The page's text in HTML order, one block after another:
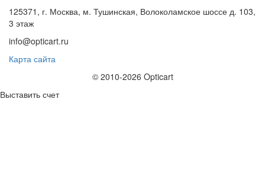
125371, г. Москва, м. Тушинская, Волоколамское шоссе д. 103,
3 этаж
info@opticart.ru
Карта сайта
© 2010-2026 Opticart
Выставить счет